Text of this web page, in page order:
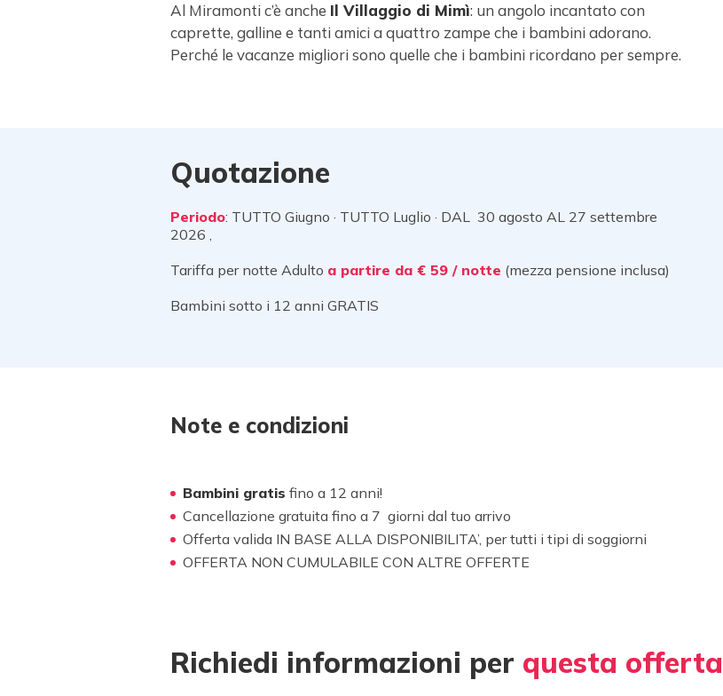
Al Miramonti c’è anche Il Villaggio di Mimì: un angolo incantato con
caprette, galline e tanti amici a quattro zampe che i bambini adorano.
Perché le vacanze migliori sono quelle che i bambini ricordano per sempre.
Quotazione
Periodo: TUTTO Giugno · TUTTO Luglio · DAL 30 agosto AL 27 settembre
2026 ,
Tariffa per notte Adulto a partire da € 59 / notte (mezza pensione inclusa)
Bambini sotto i 12 anni GRATIS
Note e condizioni
Bambini gratis fino a 12 anni!
Cancellazione gratuita fino a 7 giorni dal tuo arrivo
Offerta valida IN BASE ALLA DISPONIBILITA’, per tutti i tipi di soggiorni
OFFERTA NON CUMULABILE CON ALTRE OFFERTE
Richiedi informazioni per questa offerta